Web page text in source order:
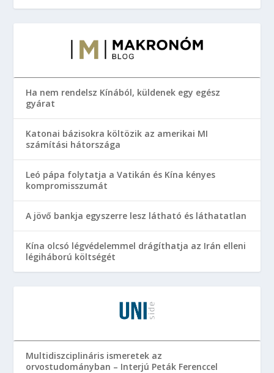
Ha nem rendelsz Kínából, küldenek egy egész
gyárat
Katonai bázisokra költözik az amerikai MI
számítási hátországa
Leó pápa folytatja a Vatikán és Kína kényes
kompromisszumát
A jövő bankja egyszerre lesz látható és láthatatlan
Kína olcsó légvédelemmel drágíthatja az Irán elleni
légiháború költségét
Multidiszciplináris ismeretek az
orvostudományban – Interjú Peták Ferenccel